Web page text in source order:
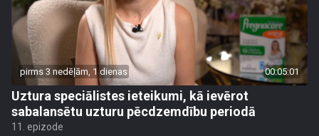
pirms 3 nedēļām, 1 dienas 00:05:01
Uztura speciālistes ieteikumi, kā ievērot
sabalansētu uzturu pēcdzemdību periodā
11. epizode